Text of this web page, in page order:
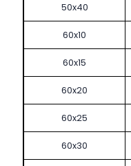
50x40
60x10
60x15
60x20
60x25
60x30